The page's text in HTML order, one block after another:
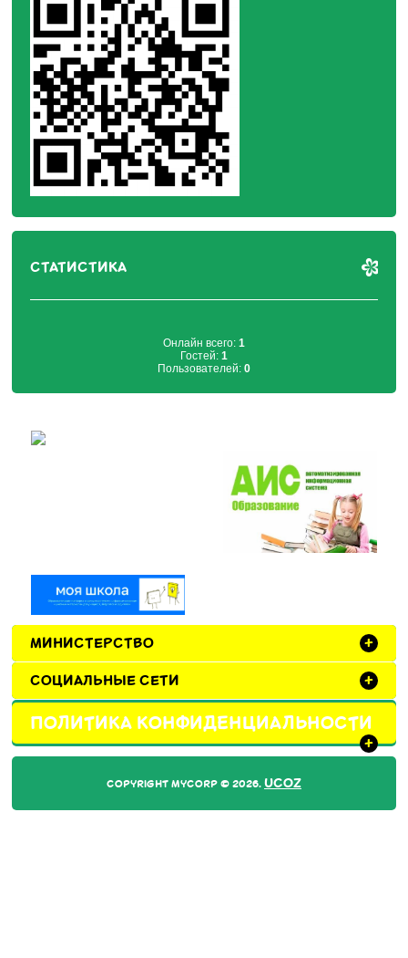
СТАТИСТИКА
Онлайн всего: 1
Гостей: 1
Пользователей: 0
МИНИСТЕРСТВО +
СОЦИАЛЬНЫЕ СЕТИ +
ПОЛИТИКА КОНФИДЕНЦИАЛЬНОСТИ
+
COPYRIGHT MYCORP © 2026. UCOZ